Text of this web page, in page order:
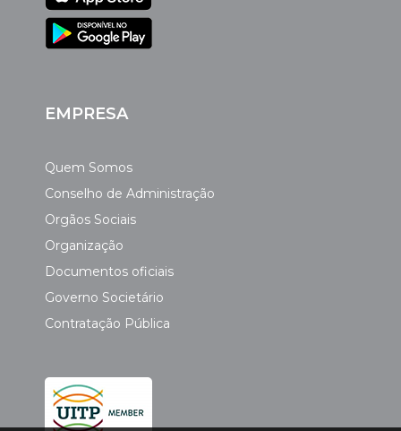
EMPRESA
Quem Somos
Conselho de Administração
Orgãos Sociais
Organização
Documentos oficiais
Governo Societário
Contratação Pública